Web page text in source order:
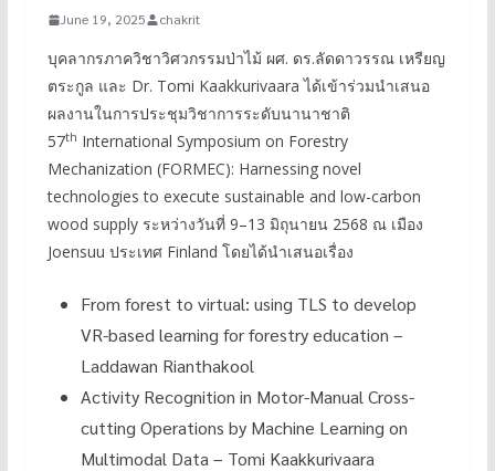
June 19, 2025 chakrit
บุคลากรภาควิชาวิศวกรรมป่าไม้ ผศ. ดร.ลัดดาวรรณ เหรียญ
ตระกูล และ Dr. Tomi Kaakkurivaara ได้เข้าร่วมนำเสนอ
ผลงานในการประชุมวิชาการระดับนานาชาติ
57th International Symposium on Forestry
Mechanization (FORMEC): Harnessing novel
technologies to execute sustainable and low-carbon
wood supply ระหว่างวันที่ 9–13 มิถุนายน 2568 ณ เมือง
Joensuu ประเทศ Finland โดยได้นำเสนอเรื่อง
From forest to virtual: using TLS to develop
VR-based learning for forestry education –
Laddawan Rianthakool
Activity Recognition in Motor-Manual Cross-
cutting Operations by Machine Learning on
Multimodal Data – Tomi Kaakkurivaara